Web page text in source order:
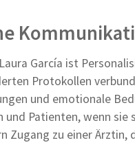
García ist
Protokollen
und emotionale
Patienten, wenn sie
Zugang zu einer Ärztin,